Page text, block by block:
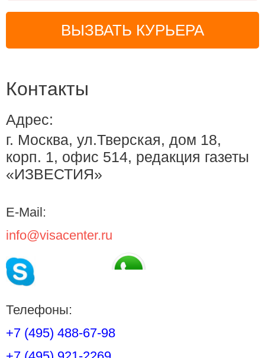
ВЫЗВАТЬ КУРЬЕРА
Контакты
Адрес:
г. Москва, ул.Тверская, дом 18,
корп. 1, офис 514, редакция газеты
«ИЗВЕСТИЯ»
E-Mail:
info@visacenter.ru
Телефоны:
+7 (495) 488-67-98